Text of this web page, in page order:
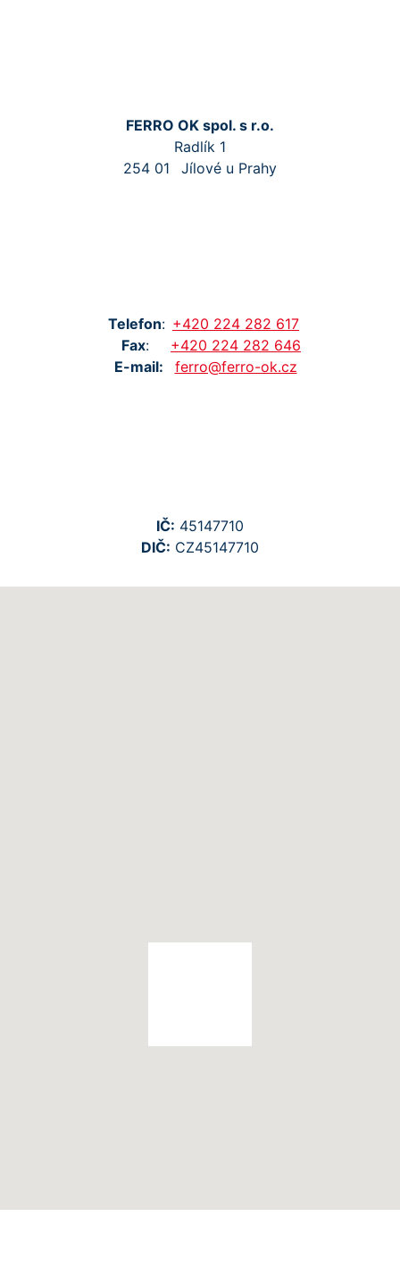
FERRO OK spol. s r.o.
Radlík 1
254 01
Jílové u Prahy
Telefon: +420 224 282 617
Fax: +420 224 282 646
E-mail:
ferro@ferro-ok.cz
IČ: 45147710
DIČ: CZ45147710